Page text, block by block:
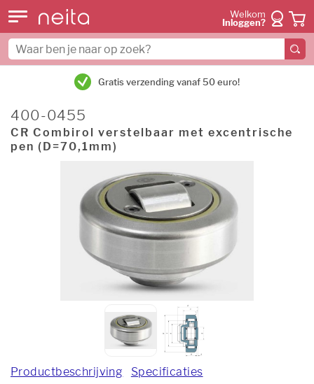
Welkom
Inloggen?
Gratis verzending vanaf 50 euro!
400-0455
CR Combirol verstelbaar met excentrische
pen (D=70,1mm)
Productbeschrijving Specificaties